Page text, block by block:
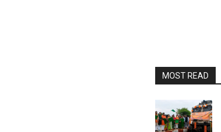
MOST READ